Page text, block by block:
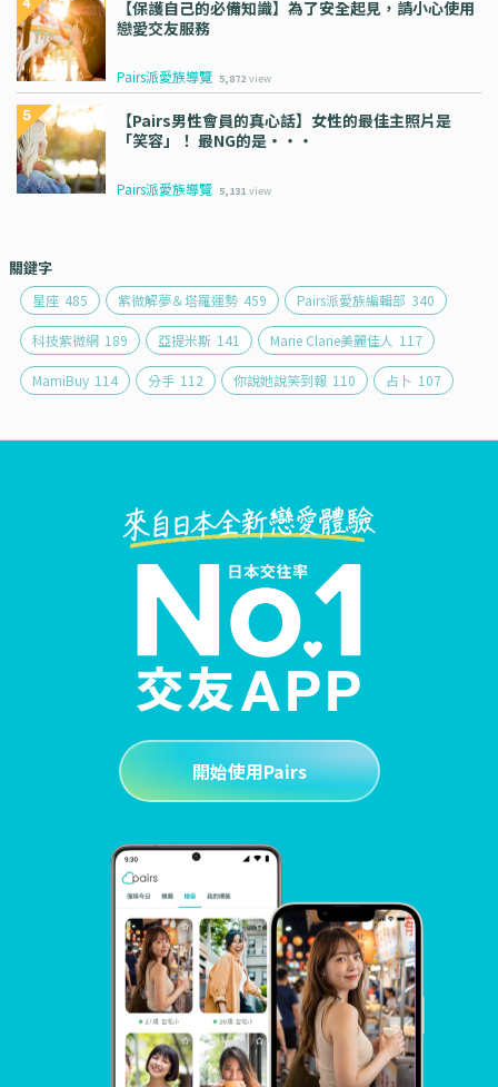
【保護自己的必備知識】為了安全起見，請小心使用
戀愛交友服務
Pairs派愛族導覽 5,872 view
【Pairs男性會員的真心話】女性的最佳主照片是
「笑容」！ 最NG的是・・・
Pairs派愛族導覽 5,131 view
關鍵字
星座 485 紫微解夢＆塔羅運勢 459 Pairs派愛族編輯部 340
科技紫微網 189 亞提米斯 141 Marie Clarie美麗佳人 117
MamiBuy 114 分手 112 你說她說笑到報 110 占卜 107
開始使用Pairs